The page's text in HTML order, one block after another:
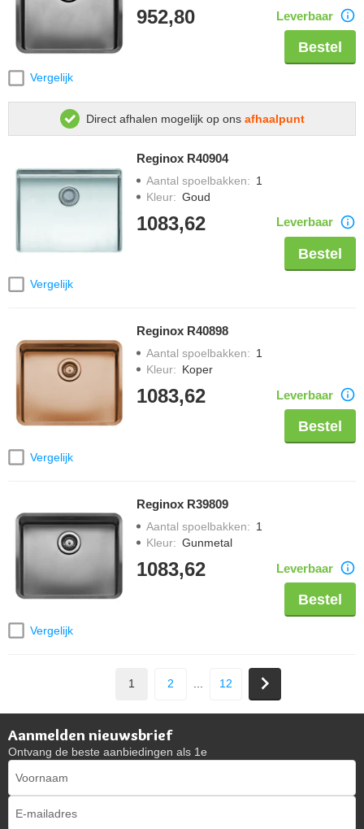
Vergelijk
952,80 Leverbaar
Bestel
Direct afhalen mogelijk op ons afhaalpunt
Vergelijk
Reginox R40904
Aantal spoelbakken: 1
Kleur: Goud
1083,62 Leverbaar
Bestel
Vergelijk
Reginox R40898
Aantal spoelbakken: 1
Kleur: Koper
1083,62 Leverbaar
Bestel
Vergelijk
Reginox R39809
Aantal spoelbakken: 1
Kleur: Gunmetal
1083,62 Leverbaar
Bestel
1 2 ... 12
Aanmelden nieuwsbrief
Ontvang de beste aanbiedingen als 1e